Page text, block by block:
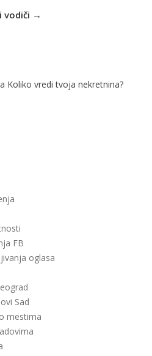
vodiči →
Koliko vredi tvoja nekretnina?
FB
oglasa
Sad
mestima